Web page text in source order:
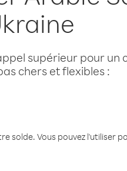
supérieur pour un
chers et flexibles :
solde. Vous pouvez l'utiliser